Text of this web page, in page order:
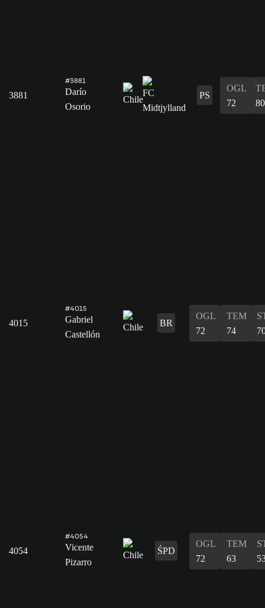
3881
#3881
Darío
Osorio
PS
OGL
72
80
4015
#4015
Gabriel
Castellón
BR
OGL
72
TEM
74
4054
#4054
Vicente
Pizarro
ŚPD
OGL
72
TEM
63